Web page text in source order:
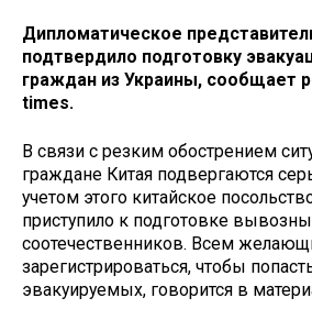
Дипломатическое
подтвердило подготовку
граждан из Украины, сообщает
times.
В связи с резким обострением
граждане Китая подвергаются
учетом этого китайское
приступило к подготовке
соотечественников. Всем
зарегистрироваться, чтобы
эвакуируемых, говорится в